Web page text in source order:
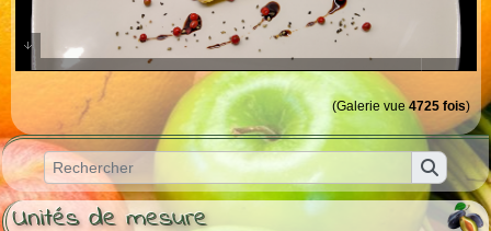
Unités de mesure
Foie gras , confiture de butternuts
(Galerie vue4725 fois)